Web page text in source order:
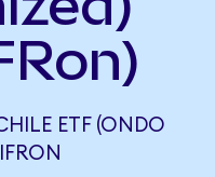
ETF (ONDO